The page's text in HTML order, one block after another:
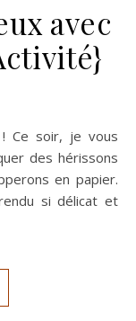
avec
des hérissons
en papier.
si délicat et